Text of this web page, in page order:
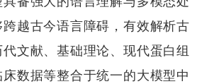
越古今语言障碍，有效解析古
文献、基础理论、现代蛋白组
数据等整合于统一的大模型中